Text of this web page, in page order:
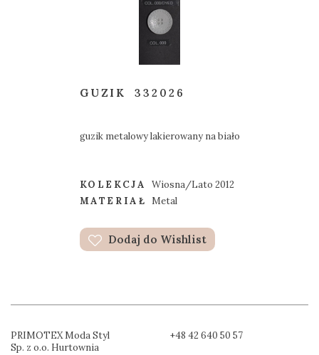
GUZIK 332026
guzik metalowy lakierowany na biało
KOLEKCJA
Wiosna/Lato 2012
MATERIAŁ Metal
Dodaj do Wishlist
PRIMOTEX Moda Styl
Sp. z o.o. Hurtownia
+48 42 640 50 57